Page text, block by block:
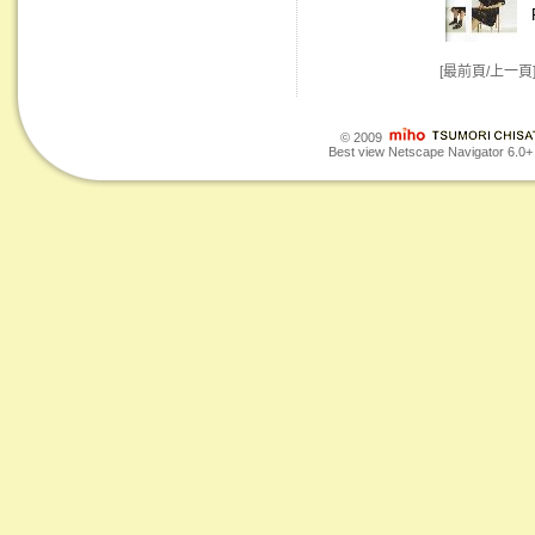
[最前頁/上一
© 2009
Best view Netscape Navigator